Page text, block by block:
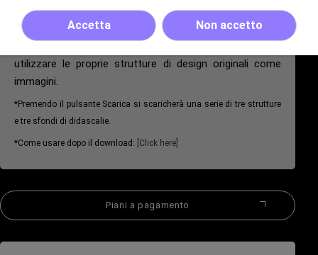
Accetta Non accetto
piano a pagamento, è possibile scaricare e utilizzare
anche le strutture di design e gli sfondi delle didascalie
utilizzare le proprie strutture di design originali come
immagini.
*Premendo il pulsante Scarica si scaricherà una serie di tre strutture
e tre sfondi di didascalie.
*Come usare dopo il download: [Click here]
Piani a pagamento